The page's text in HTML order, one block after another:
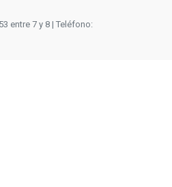
entre 7 y 8 | Teléfono: